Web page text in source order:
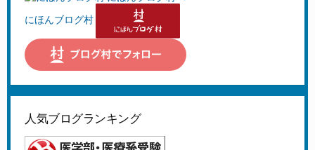
にほんブログ村
人気ブログランキング